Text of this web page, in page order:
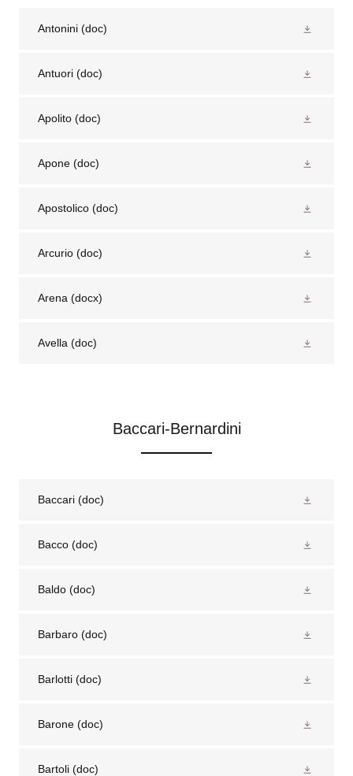
Antonini (doc)
Antuori (doc)
Apolito (doc)
Apone (doc)
Apostolico (doc)
Arcurio (doc)
Arena (docx)
Avella (doc)
Baccari-Bernardini
Baccari (doc)
Bacco (doc)
Baldo (doc)
Barbaro (doc)
Barlotti (doc)
Barone (doc)
Bartoli (doc)